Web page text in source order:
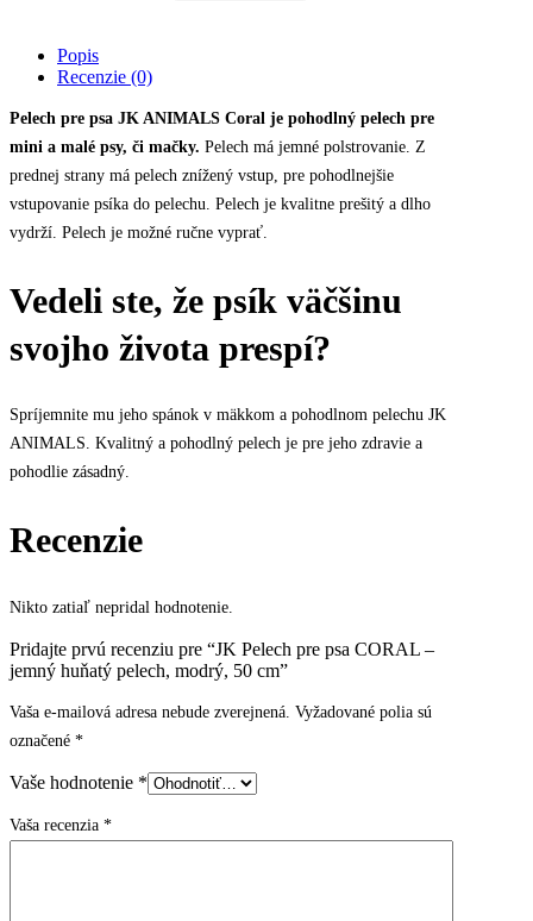
50
cm
quantity
Popis
Recenzie (0)
Pelech pre psa JK ANIMALS Coral je pohodlný pelech pre
mini a malé psy, či mačky. Pelech má jemné polstrovanie. Z
prednej strany má pelech znížený vstup, pre pohodlnejšie
vstupovanie psíka do pelechu. Pelech je kvalitne prešitý a dlho
vydrží. Pelech je možné ručne vyprať.
Vedeli ste, že psík väčšinu
svojho života prespí?
Spríjemnite mu jeho spánok v mäkkom a pohodlnom pelechu JK
ANIMALS. Kvalitný a pohodlný pelech je pre jeho zdravie a
pohodlie zásadný.
Recenzie
Nikto zatiaľ nepridal hodnotenie.
Pridajte prvú recenziu pre “JK Pelech pre psa CORAL –
jemný huňatý pelech, modrý, 50 cm”
Vaša e-mailová adresa nebude zverejnená. Vyžadované polia sú
označené *
Vaše hodnotenie *
Vaša recenzia *